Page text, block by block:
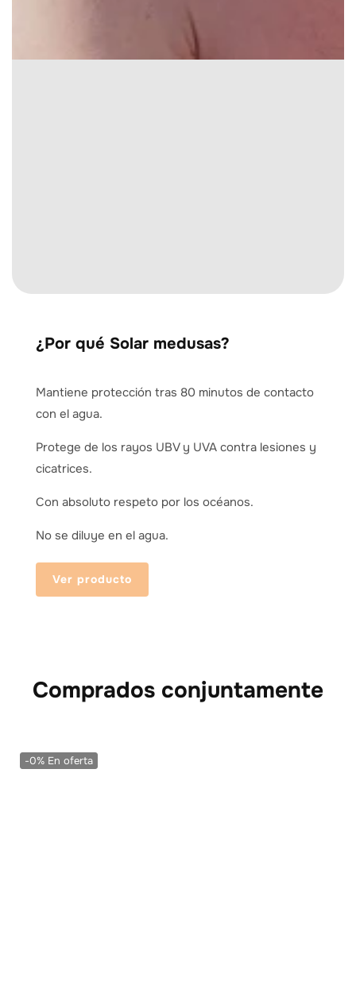
¿Por qué Solar medusas?
Mantiene protección tras 80 minutos de contacto
con el agua.
Protege de los rayos UBV y UVA contra lesiones y
cicatrices.
Con absoluto respeto por los océanos.
No se diluye en el agua.
Ver producto
Comprados conjuntamente
-0% En oferta